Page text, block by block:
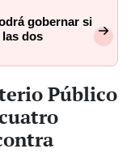
gobernar si
dos
Público